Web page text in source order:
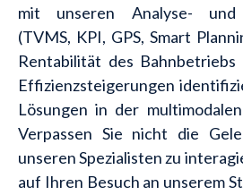
mit unseren Analyse- und
(TVMS, KPI, GPS, Smart
Rentabilität des Bahnbetriebs
Effizienzsteigerungen
Lösungen in der
Verpassen Sie nicht die
unseren Spezialisten zu
auf Ihren Besuch an unserem